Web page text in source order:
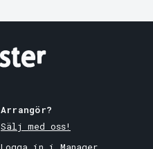
Arrangör?
Sälj med oss!